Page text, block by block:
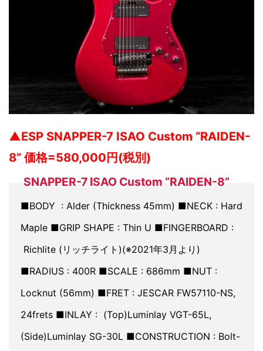
▲ESP SNAPPER-7 ISAO Custom “RAIDEN-
8” 価格=580,000円(税別)
SNAPPER-7 ISAO Custom “RAIDEN-8”
■BODY : Alder (Thickness 45mm) ■NECK : Hard
Maple ■GRIP SHAPE : Thin U ■FINGERBOARD :
Richlite (リッチライト)(※2021年3月より)
■RADIUS : 400R ■SCALE : 686mm ■NUT :
Locknut (56mm) ■FRET : JESCAR FW57110-NS,
24frets ■INLAY : (Top)Luminlay VGT-65L,
(Side)Luminlay SG-30L ■CONSTRUCTION : Bolt-